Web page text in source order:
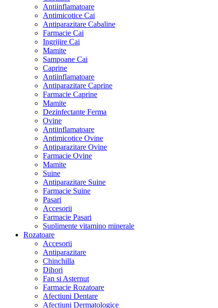
Antiinflamatoare
Antimicotice Cai
Antiparazitare Cabaline
Farmacie Cai
Ingrijire Cai
Mamite
Sampoane Cai
Caprine
Antiinflamatoare
Antiparazitare Caprine
Farmacie Caprine
Mamite
Dezinfectante Ferma
Ovine
Antiinflamatoare
Antimicotice Ovine
Antiparazitare Ovine
Farmacie Ovine
Mamite
Suine
Antiparazitare Suine
Farmacie Suine
Pasari
Accesorii
Farmacie Pasari
Suplimente vitamino minerale
Rozatoare
Accesorii
Antiparazitare
Chinchilla
Dihori
Fan si Asternut
Farmacie Rozatoare
Afectiuni Dentare
Afectiuni Dermatologice